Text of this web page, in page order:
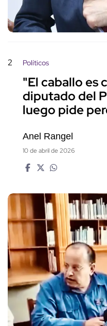
2 Políticos
"El caballo es
diputado del
luego pide
Anel Rangel
10 de abril de 2026